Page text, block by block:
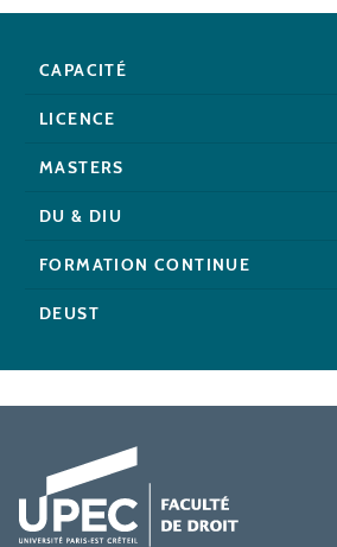
CAPACITÉ
LICENCE
MASTERS
DU & DIU
FORMATION CONTINUE
DEUST